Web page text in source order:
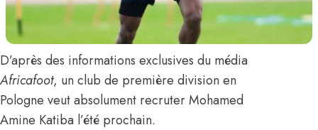
D’après des informations exclusives du média
Africafoot, un club de première division en
Pologne veut absolument recruterMohamed
Amine Katiba l’été prochain.